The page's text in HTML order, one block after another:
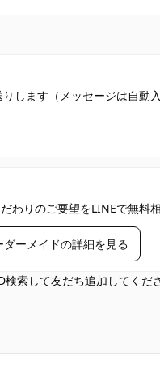
します（メッセージは自動入
りのご要望をLINEで無料
ダーメイドの詳細を見る
索して友だち追加してくださ